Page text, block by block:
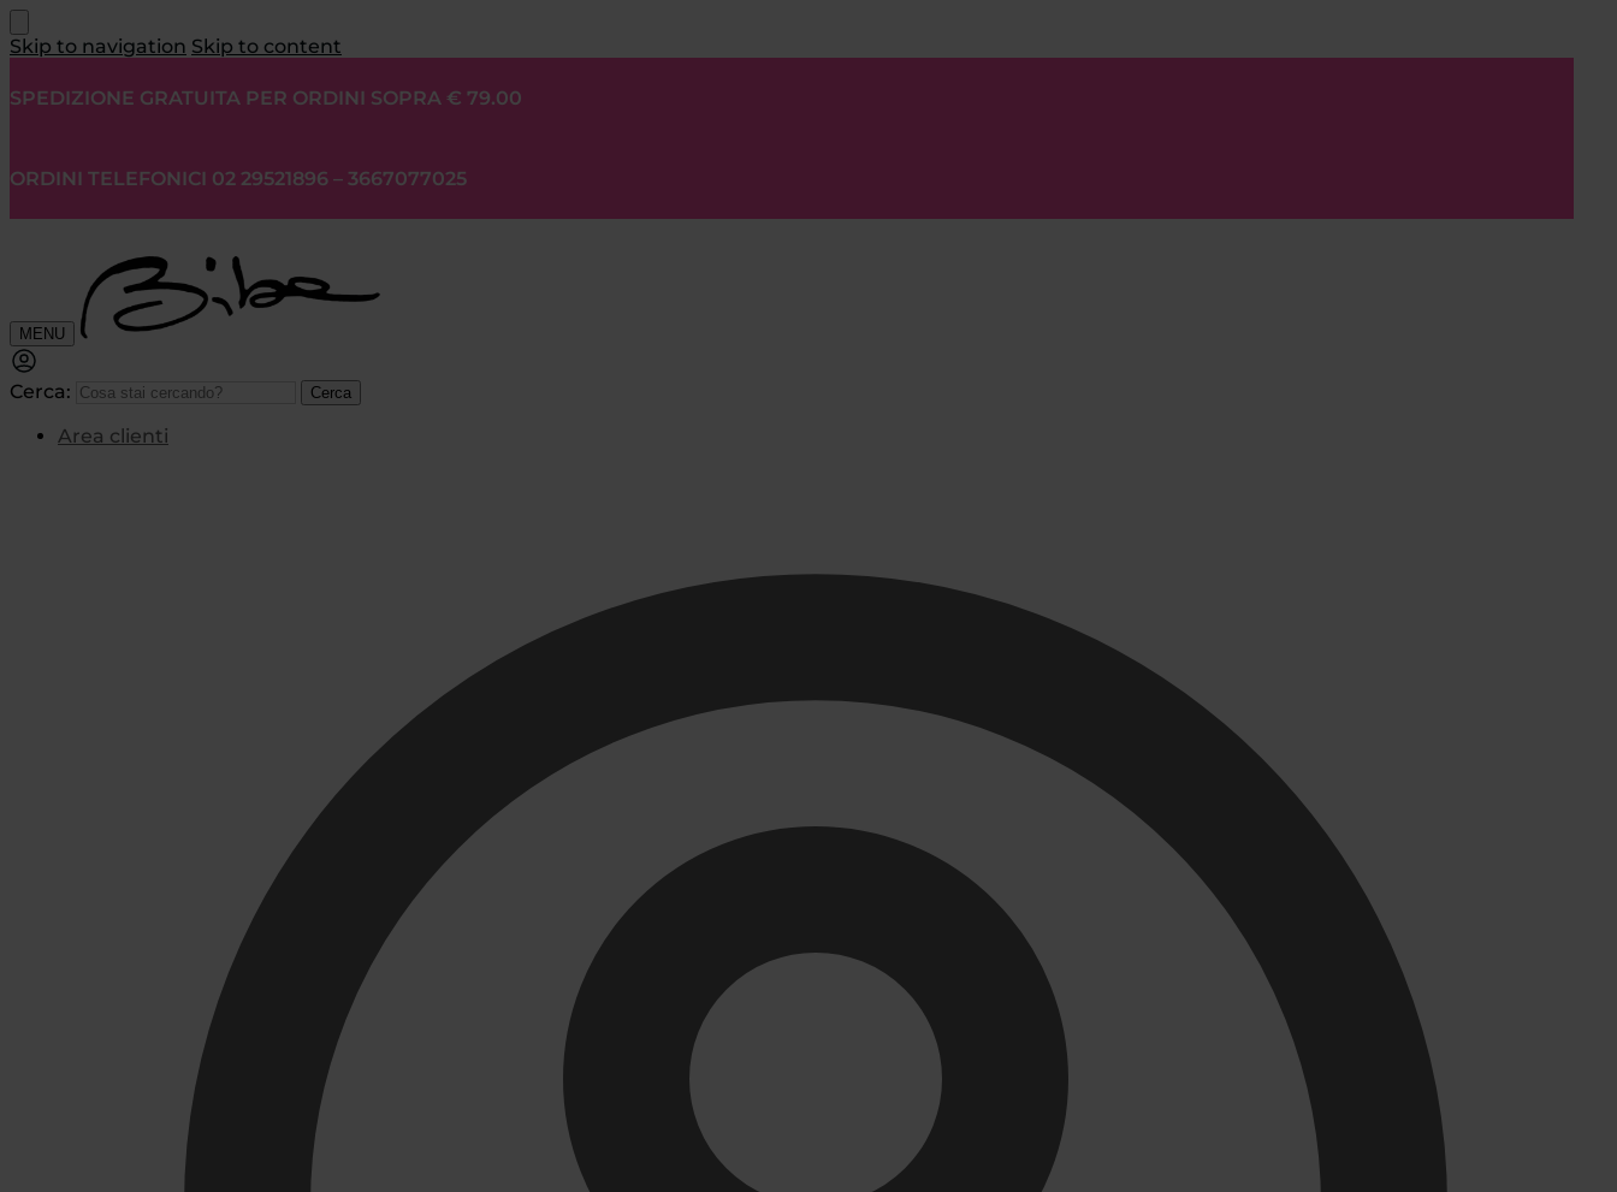
Skip to navigation Skip to content
SPEDIZIONE GRATUITA PER ORDINI SOPRA € 79.00
ORDINI TELEFONICI 02 29521896 – 3667077025
MENU
Cerca: Cerca
Area clienti